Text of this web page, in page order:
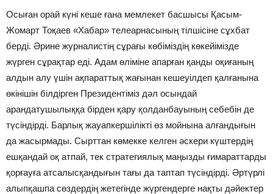
Осыған орай күні кеше ғана мемлекет басшысы Қасым-
Жомарт Тоқаев «Хабар» телеарнасының тілшісіне сұхбат
берді. Әрине журналистің сұрағы көбіміздің көкейімізде
жүрген сұрақтар еді. Адам өліміне апарған қанды оқиғаның
алдын алу үшін ақпараттық жағынан кешеуілдеп қалғанына
өкінішін білдірген Президентіміз дәл осындай
арандатушылыққа бірден қару қолданбауының себебін де
түсіндірді. Барлық жауапкершілікті өз мойнына алғандығын
да жасырмады. Сырттан көмекке келген әскери күштердің
ешқандай оқ атпай, тек стратегиялық маңызды ғимараттарды
қорғауға атсалысқандығын тағы да таптап түсіндірді. Әртүрлі
алыпқашпа сөздердің жетегінде жүргендерге нақты дәйектер